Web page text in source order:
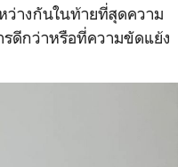
ว่างกันในท้ายที่สุดความ
ดีกว่าหรือที่ความขัดแย้ง